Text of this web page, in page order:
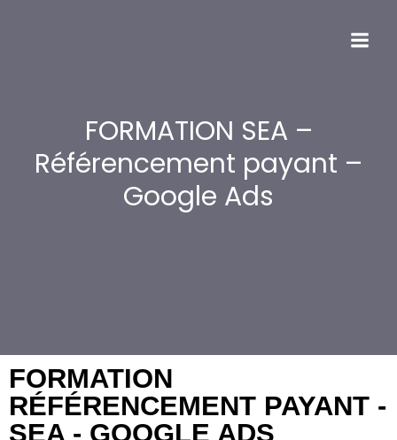
FORMATION SEA –
Référencement payant –
Google Ads
FORMATION
RÉFÉRENCEMENT PAYANT -
SEA - GOOGLE ADS